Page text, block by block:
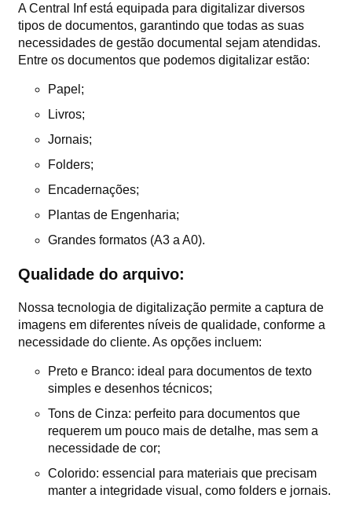
A Central Inf está equipada para digitalizar diversos
tipos de documentos, garantindo que todas as suas
necessidades de gestão documental sejam atendidas.
Entre os documentos que podemos digitalizar estão:
Papel;
Livros;
Jornais;
Folders;
Encadernações;
Plantas de Engenharia;
Grandes formatos (A3 a A0).
Qualidade do arquivo:
Nossa tecnologia de digitalização permite a captura de
imagens em diferentes níveis de qualidade, conforme a
necessidade do cliente. As opções incluem:
Preto e Branco: ideal para documentos de texto
simples e desenhos técnicos;
Tons de Cinza: perfeito para documentos que
requerem um pouco mais de detalhe, mas sem a
necessidade de cor;
Colorido: essencial para materiais que precisam
manter a integridade visual, como folders e jornais.